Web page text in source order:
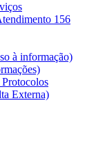
156
à informação)
Externa)